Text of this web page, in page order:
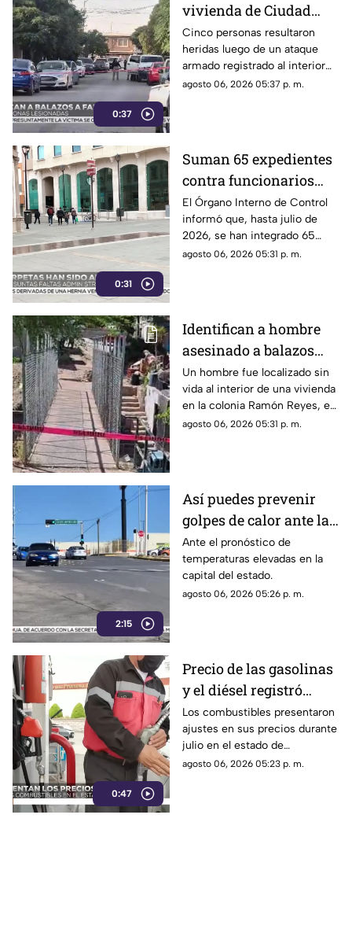
0:37
vivienda de Ciudad
Juárez deja cinco
personas heridas |
VIDEO
Cinco personas resultaron
heridas luego de un ataque
armado registrado al interior
de un domicilio en el
agosto 06, 2026 05:37 p. m.
0:31
Suman 65 expedientes
contra funcionarios
municipales de
Chihuahua | VIDEO
El Órgano Interno de Control
informó que, hasta julio de
2026, se han integrado 65
expedientes por presuntas
agosto 06, 2026 05:31 p. m.
Identifican a hombre
asesinado a balazos
dentro de una vivienda
en la colonia Ramón
Reyes
Un hombre fue localizado sin
vida al interior de una vivienda
en la colonia Ramón Reyes, en
la ciudad de Chihuahua.
agosto 06, 2026 05:31 p. m.
2:15
Así puedes prevenir
golpes de calor ante las
altas temperaturas en
Chihuahua
Ante el pronóstico de
temperaturas elevadas en la
capital del estado.
agosto 06, 2026 05:26 p. m.
0:47
Precio de las gasolinas
y el diésel registró
variaciones en
Chihuahua durante
julio | VIDEO
Los combustibles presentaron
ajustes en sus precios durante
julio en el estado de
Chihuahua.
agosto 06, 2026 05:23 p. m.